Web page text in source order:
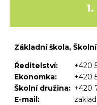
Základní škola,
Ředitelství:
+420
Ekonomka:
+420
Školní družina: +420
E-mail: